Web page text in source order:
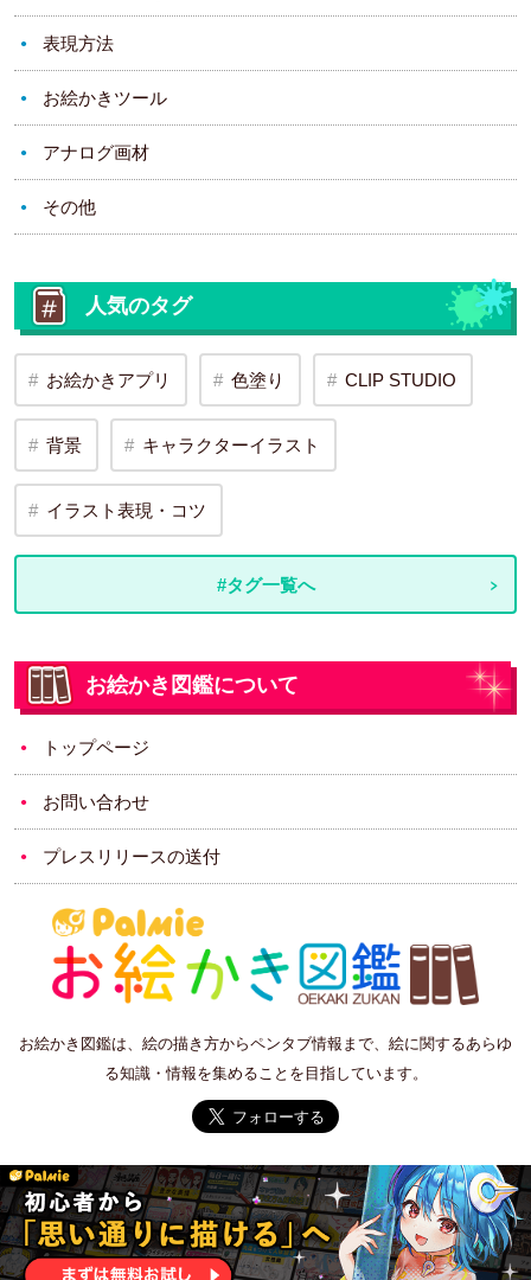
表現方法
お絵かきツール
アナログ画材
その他
人気のタグ
お絵かきアプリ 色塗り CLIP STUDIO
背景 キャラクターイラスト
イラスト表現・コツ
#タグ一覧へ
お絵かき図鑑について
トップページ
お問い合わせ
プレスリリースの送付
お絵かき図鑑は、絵の描き方からペンタブ情報まで、絵に関するあらゆ
る知識・情報を集めることを目指しています。